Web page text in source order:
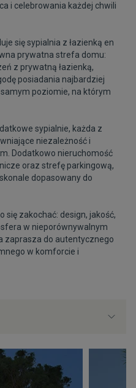
i celebrowania każdej chwili
się sypialnia z łazienką en
prywatna strefa domu:
z prywatną łazienką,
posiadania najbardziej
poziomie, na którym
sypialnie, każda z
niezależność i
Dodatkowo nieruchomość
oraz strefę parkingową,
dopasowany do
się zakochać: design, jakość,
w nieporównywalnym
zaprasza do autentycznego
w komforcie i